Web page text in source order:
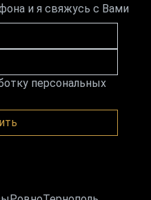
и я свяжусь с Вами
персональных